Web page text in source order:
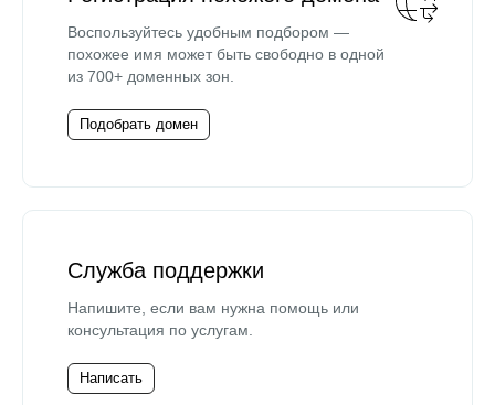
Воспользуйтесь удобным подбором —
похожее имя может быть свободно в одной
из 700+ доменных зон.
Подобрать домен
Служба поддержки
Напишите, если вам нужна помощь или
консультация по услугам.
Написать